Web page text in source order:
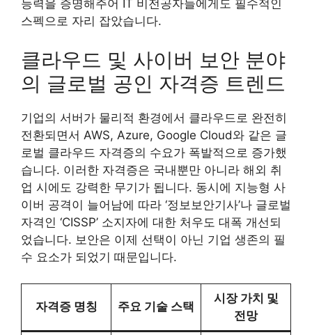
능력을 증명해주어 IT 비전공자들에게도 필수적인
스펙으로 자리 잡았습니다.
클라우드 및 사이버 보안 분야
의 글로벌 공인 자격증 트렌드
기업의 서버가 물리적 환경에서 클라우드로 완전히
전환되면서 AWS, Azure, Google Cloud와 같은 글
로벌 클라우드 자격증의 수요가 폭발적으로 증가했
습니다. 이러한 자격증은 국내뿐만 아니라 해외 취
업 시에도 강력한 무기가 됩니다. 동시에 지능형 사
이버 공격이 늘어남에 따라 ‘정보보안기사’나 글로벌
자격인 ‘CISSP’ 소지자에 대한 처우도 대폭 개선되
었습니다. 보안은 이제 선택이 아닌 기업 생존의 필
수 요소가 되었기 때문입니다.
자격증 명칭 주요 기술 스택
시장 가치 및
전망